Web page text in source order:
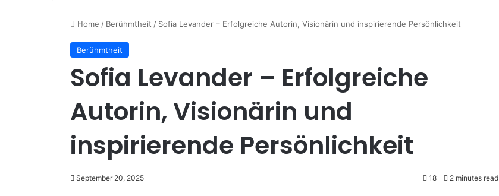
Home / Berühmtheit / Sofia Levander – Erfolgreiche Autorin, Visionärin und inspirierende Persönlichkeit
Berühmtheit
Sofia Levander – Erfolgreiche
Autorin, Visionärin und
inspirierende Persönlichkeit
September 20, 2025 18 2 minutes read